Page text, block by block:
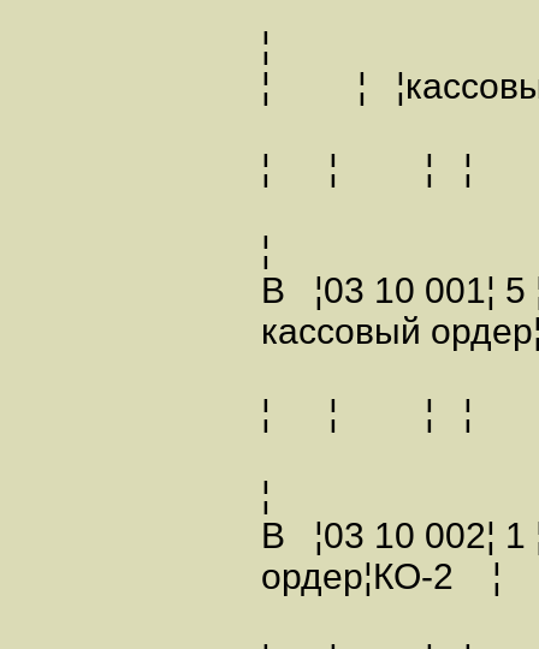
¦
¦ ¦
¦ ¦ ¦
¦
В ¦03 10 001¦ 5
кассовый
¦ ¦ ¦
¦
В ¦03 10 002¦ 1
ордер¦КО-2